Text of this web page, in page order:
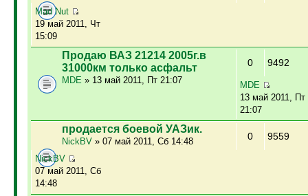
Mad Nut
19 май 2011, Чт
15:09
Продаю ВАЗ 21214 2005г.в
31000км только асфальт
MDE » 13 май 2011, Пт 21:07
0 9492
MDE
13 май 2011, Пт
21:07
продается боевой УАЗик.
NickBV» 07 май 2011, Сб 14:48 0 9559
NickBV
07 май 2011, Сб
14:48